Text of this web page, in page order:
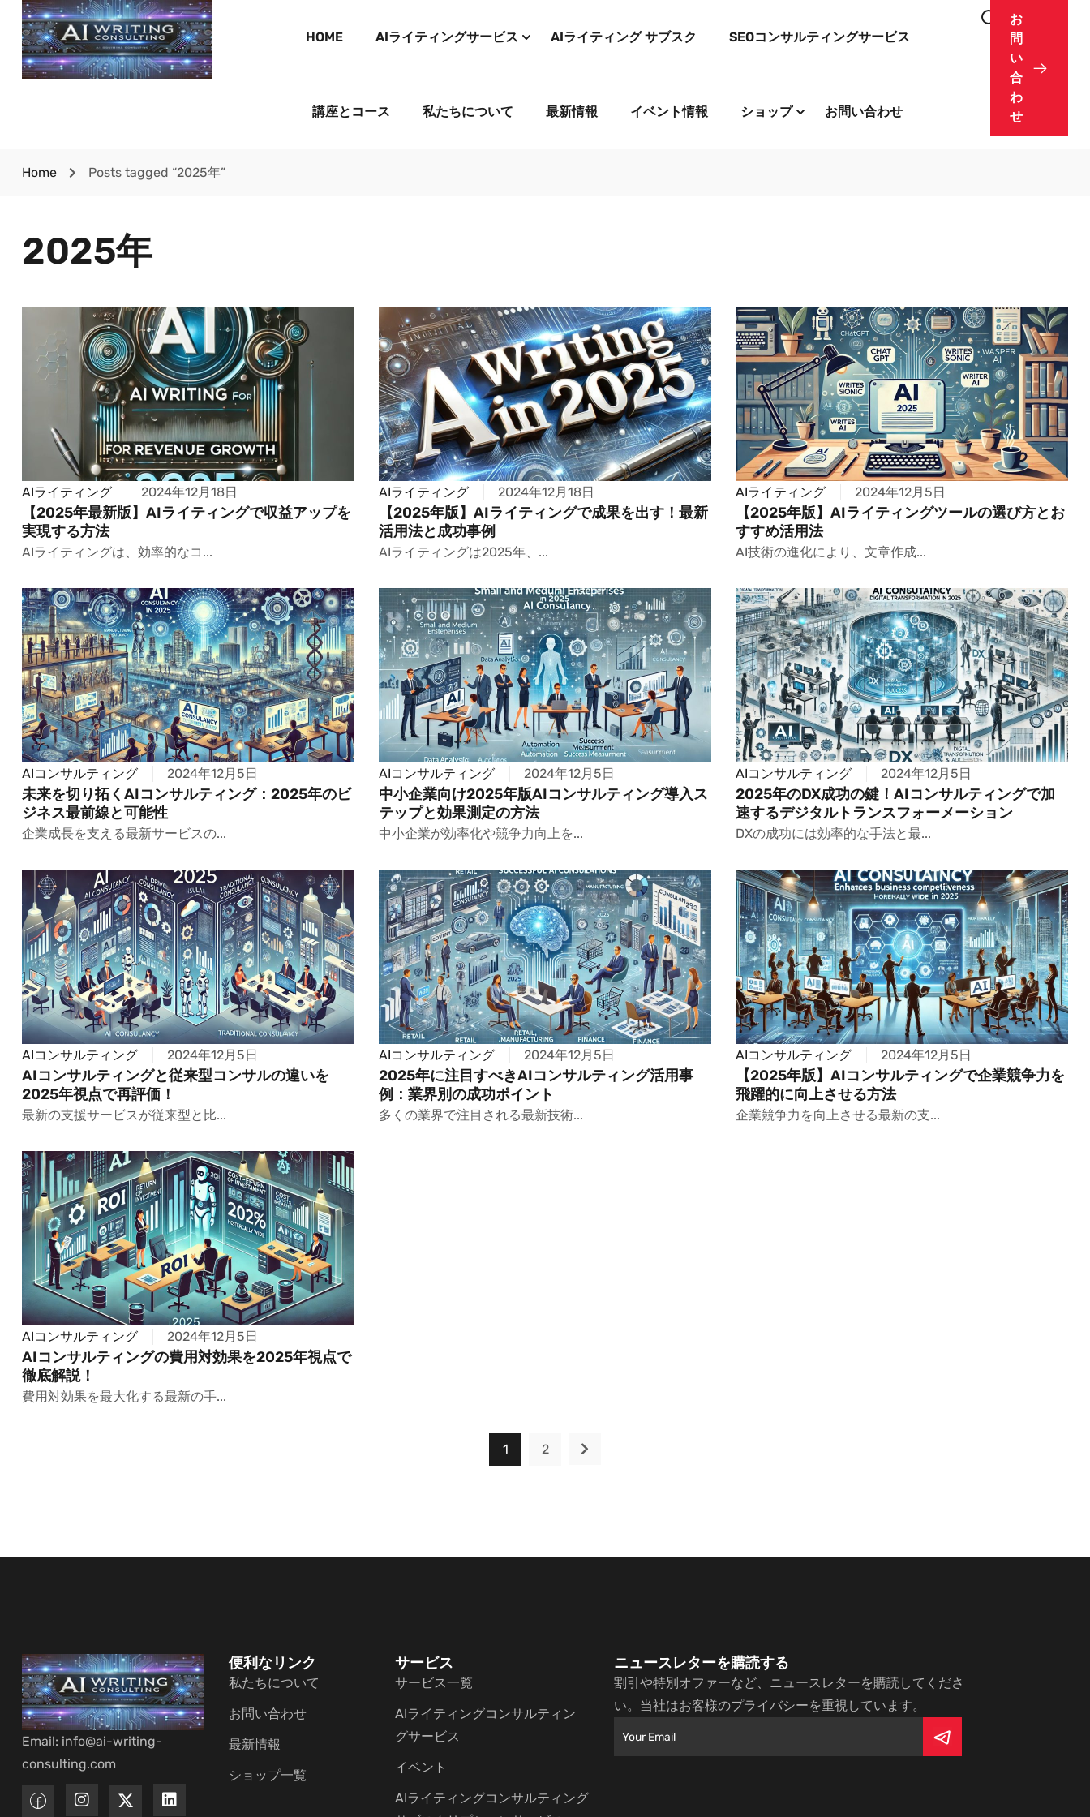
HOME AIライティングサービス AIライティング サブスク SEOコンサルティングサービス
講座とコース 私たちについて 最新情報 イベント情報 ショップ お問い合わせ
お
問
い
合
わ
せ
Home Posts tagged “2025年”
2025年
AIライティング 2024年12月18日
【2025年最新版】AIライティングで収益アップを
実現する方法
AIライティングは、効率的なコ...
AIライティング 2024年12月18日
【2025年版】AIライティングで成果を出す！最新
活用法と成功事例
AIライティングは2025年、...
AIライティング 2024年12月5日
【2025年版】AIライティングツールの選び方とお
すすめ活用法
AI技術の進化により、文章作成...
AIコンサルティング 2024年12月5日
未来を切り拓くAIコンサルティング：2025年のビ
ジネス最前線と可能性
企業成長を支える最新サービスの...
AIコンサルティング 2024年12月5日
中小企業向け2025年版AIコンサルティング導入ス
テップと効果測定の方法
中小企業が効率化や競争力向上を...
AIコンサルティング 2024年12月5日
2025年のDX成功の鍵！AIコンサルティングで加
速するデジタルトランスフォーメーション
DXの成功には効率的な手法と最...
AIコンサルティング 2024年12月5日
AIコンサルティングと従来型コンサルの違いを
2025年視点で再評価！
最新の支援サービスが従来型と比...
AIコンサルティング 2024年12月5日
2025年に注目すべきAIコンサルティング活用事
例：業界別の成功ポイント
多くの業界で注目される最新技術...
AIコンサルティング 2024年12月5日
【2025年版】AIコンサルティングで企業競争力を
飛躍的に向上させる方法
企業競争力を向上させる最新の支...
AIコンサルティング 2024年12月5日
AIコンサルティングの費用対効果を2025年視点で
徹底解説！
費用対効果を最大化する最新の手...
1 2
Email: info@ai-writing-
consulting.com
便利なリンク
私たちについて
お問い合わせ
最新情報
ショップ一覧
サービス
サービス一覧
AIライティングコンサルティン
グサービス
イベント
AIライティングコンサルティング
ニュースレターを購読する
割引や特別オファーなど、ニュースレターを購読してくださ
い。当社はお客様のプライバシーを重視しています。